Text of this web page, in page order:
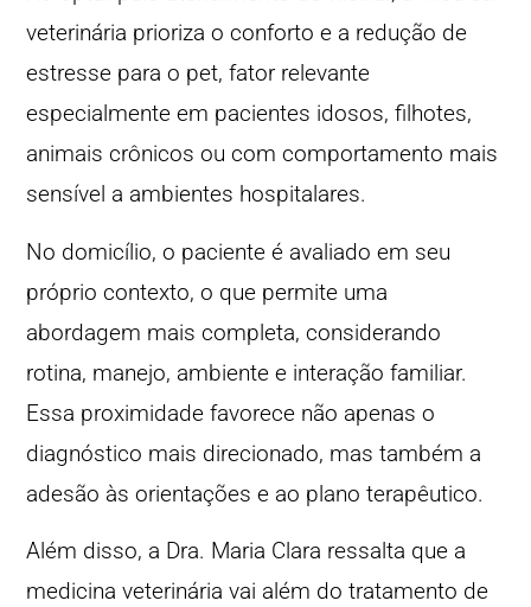
veterinária prioriza o conforto e a redução de
estresse para o pet, fator relevante
especialmente em pacientes idosos, filhotes,
animais crônicos ou com comportamento mais
sensível a ambientes hospitalares.
No domicílio, o paciente é avaliado em seu
próprio contexto, o que permite uma
abordagem mais completa, considerando
rotina, manejo, ambiente e interação familiar.
Essa proximidade favorece não apenas o
diagnóstico mais direcionado, mas também a
adesão às orientações e ao plano terapêutico.
Além disso, a Dra. Maria Clara ressalta que a
medicina veterinária vai além do tratamento de